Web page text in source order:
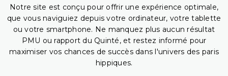
Notre site est conçu pour offrir une expérience optimale,
que vous naviguiez depuis votre ordinateur, votre tablette
ou votre smartphone. Ne manquez plus aucun résultat
PMU ou rapport du Quinté, et restez informé pour
maximiser vos chances de succès dans l'univers des paris
hippiques.